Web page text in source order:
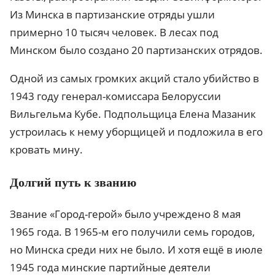
Из Минска в партизанские отряды ушли
примерно 10 тысяч человек. В лесах под
Минском было создано 20 партизанских отрядов.
Одной из самых громких акций стало убийство в
1943 году генерал-комиссара Белоруссии
Вильгельма Кубе. Подпольщица Елена Мазаник
устроилась к нему уборщицей и подложила в его
кровать мину.
Долгий путь к званию
Звание «Город-герой» было учреждено 8 мая
1965 года. В 1965-м его получили семь городов,
но Минска среди них не было. И хотя ещё в июле
1945 года минские партийные деятели